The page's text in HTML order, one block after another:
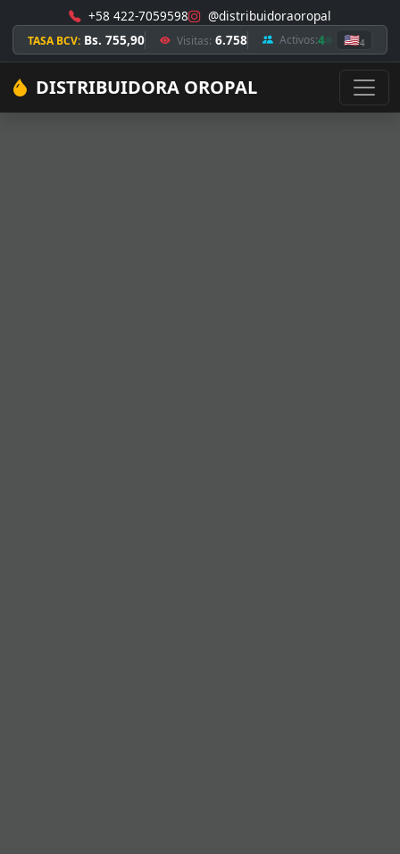
+58 422-7059598 @distribuidoraoropal
TASA BCV: Bs. 755,90 Visitas: 6.758 Activos:4 🇺🇸4
DISTRIBUIDORA OROPAL